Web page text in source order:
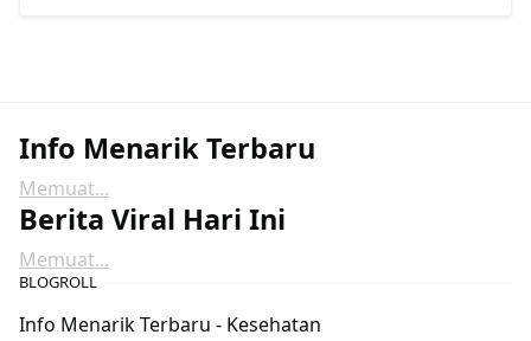
Info Menarik Terbaru
Memuat...
Berita Viral Hari Ini
Memuat...
BLOGROLL
Info Menarik Terbaru - Kesehatan